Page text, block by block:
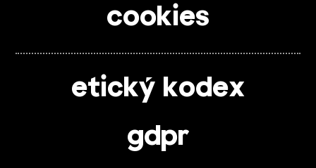
cookies
etický kodex
gdpr